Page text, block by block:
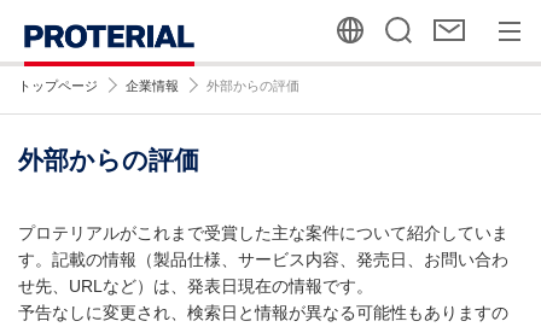
トップページ 企業情報 外部からの評価
外部からの評価
プロテリアルがこれまで受賞した主な案件について紹介していま
す。記載の情報（製品仕様、サービス内容、発売日、お問い合わ
せ先、URLなど）は、発表日現在の情報です。
予告なしに変更され、検索日と情報が異なる可能性もありますの